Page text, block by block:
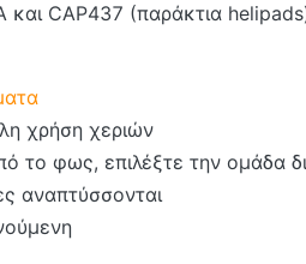
και CAP437 (παράκτια
χρήση χεριών
το φως, επιλέξτε την
αναπτύσσονται